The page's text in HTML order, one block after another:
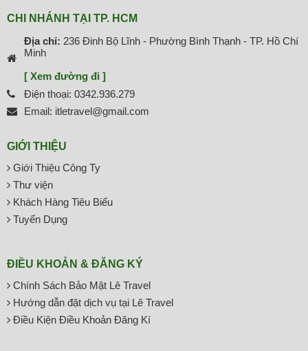
CHI NHÁNH TẠI TP. HCM
Địa chỉ: 236 Đinh Bộ Lĩnh - Phường Bình Thạnh - TP. Hồ Chí
Minh
[ Xem đường đi ]
Điện thoại: 0342.936.279
Email: itletravel@gmail.com
GIỚI THIỆU
Giới Thiệu Công Ty
Thư viện
Khách Hàng Tiêu Biểu
Tuyển Dụng
ĐIỀU KHOẢN & ĐĂNG KÝ
Chính Sách Bảo Mật Lê Travel
Hướng dẫn đặt dịch vụ tại Lê Travel
Điều Kiện Điều Khoản Đăng Kí